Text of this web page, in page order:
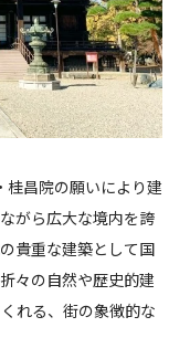
昌院の願いにより建
がら広大な境内を誇
貴重な建築として国
々の自然や歴史的建
れる、街の象徴的な